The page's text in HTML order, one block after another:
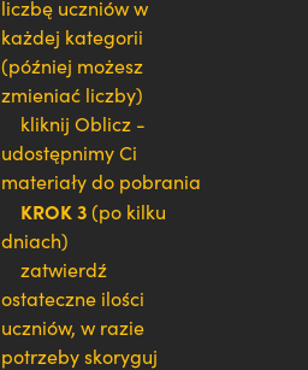
liczbę uczniów w
każdej kategorii
(później możesz
zmieniać liczby)
kliknij Oblicz -
udostępnimy Ci
materiały do pobrania
KROK 3(po kilku
dniach)
zatwierdź
ostateczne ilości
uczniów, w razie
potrzeby skoryguj